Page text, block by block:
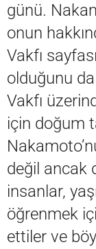
günü.
onun
Vakfı
olduğunu
Vakfı
için doğum
değil ancak
insanlar,
öğrenmek
ettiler ve